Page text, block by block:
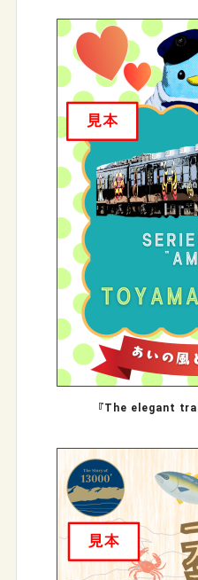
『The elegant